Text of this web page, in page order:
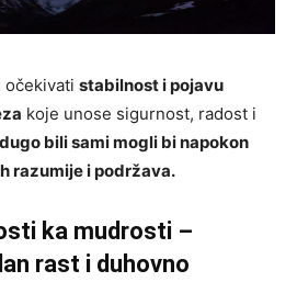
očekivati stabilnost i pojavu
koje unose sigurnost, radost i
bili sami mogli bi napokon
razumije i podržava.
ka mudrosti –
rast i duhovno